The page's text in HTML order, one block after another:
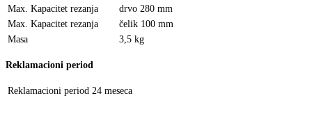
Max. Kapacitet rezanja
drvo 280 mm
Max. Kapacitet rezanja
čelik 100 mm
Masa
3,5 kg
Reklamacioni period
Reklamacioni period 24 meseca